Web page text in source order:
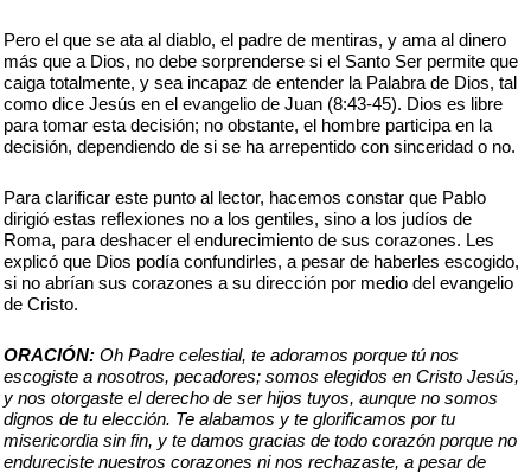
Pero el que se ata al diablo, el padre de mentiras, y ama al dinero
más que a Dios, no debe sorprenderse si el Santo Ser permite que
caiga totalmente, y sea incapaz de entender la Palabra de Dios, tal
como dice Jesús en el evangelio de Juan (8:43-45). Dios es libre
para tomar esta decisión; no obstante, el hombre participa en la
decisión, dependiendo de si se ha arrepentido con sinceridad o no.
Para clarificar este punto al lector, hacemos constar que Pablo
dirigió estas reflexiones no a los gentiles, sino a los judíos de
Roma, para deshacer el endurecimiento de sus corazones. Les
explicó que Dios podía confundirles, a pesar de haberles escogido,
si no abrían sus corazones a su dirección por medio del evangelio
de Cristo.
ORACIÓN: Oh Padre celestial, te adoramos porque tú nos
escogiste a nosotros, pecadores; somos elegidos en Cristo Jesús,
y nos otorgaste el derecho de ser hijos tuyos, aunque no somos
dignos de tu elección. Te alabamos y te glorificamos por tu
misericordia sin fin, y te damos gracias de todo corazón porque no
endureciste nuestros corazones ni nos rechazaste, a pesar de